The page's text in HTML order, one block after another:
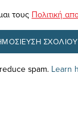
τους Πολιτική
spam. Learn